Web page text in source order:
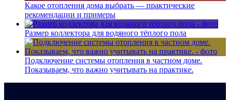
Какое отопления дома выбрать — практические
рекомендации и примеры
Размер коллектора для водяного тёплого пола
Подключение системы отопления в частном доме.
Показываем, что важно учитывать на практике.